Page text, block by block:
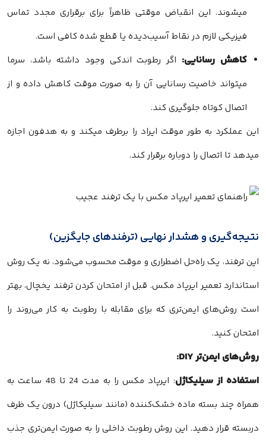
میشوند. این انقباض موقتی ظاهراً برای برقراری مجدد تماس
فیزیکی لازم در نقاط آسیب‌دیده یا قطع شده کافی است.
کاهش رسانایی: اگر رطوبت اندکی وجود داشته باشد، سرما
میتواند خاصیت رسانایی آن را به صورت موقت کاهش داده و از
اتصال کوتاه جلوگیری کند.
این عملکرد به طور موقت ایراد را برطرف میکند و به هدفون اجازه
میدهد تا اتصال را دوباره برقرار کند.
نتیجه‌گیری و هشدار نهایی (ترفندهای جایگزین)
این ترفند، یک راه‌حل اضطراری و موقت محسوب می‌شود، نه یک روش
استاندارد تعمیر ایرپاد مکس. قبل از امتحان کردن ترفند یخچال، بهتر
است روش‌های ایمن‌تری که برای مقابله با رطوبت به کار می‌روند را
امتحان کنید.
روش‌های ایمن‌تر DIY:
استفاده از سیلیکاژل
: ایرپاد مکس را به مدت 24 تا 48 ساعت به
همراه چند بسته ماده خشک‌کننده (مانند سیلیکاژل) درون یک ظرف
دربسته قرار دهید. این روش رطوبت داخلی را به صورت ایمن‌تری جذب